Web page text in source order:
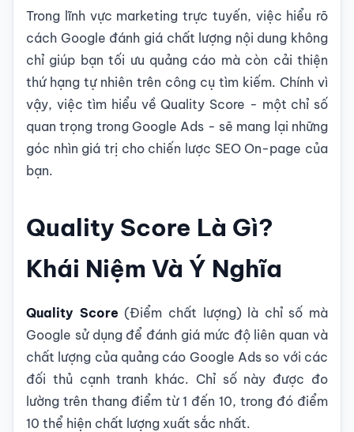
Trong lĩnh vực marketing trực tuyến, việc hiểu rõ
cách Google đánh giá chất lượng nội dung không
chỉ giúp bạn tối ưu quảng cáo mà còn cải thiện
thứ hạng tự nhiên trên công cụ tìm kiếm. Chính vì
vậy, việc tìm hiểu về Quality Score - một chỉ số
quan trọng trong Google Ads - sẽ mang lại những
góc nhìn giá trị cho chiến lược SEO On-page của
bạn.
Quality Score Là Gì?
Khái Niệm Và Ý Nghĩa
Quality Score (Điểm chất lượng) là chỉ số mà
Google sử dụng để đánh giá mức độ liên quan và
chất lượng của quảng cáo Google Ads so với các
đối thủ cạnh tranh khác. Chỉ số này được đo
lường trên thang điểm từ 1 đến 10, trong đó điểm
10 thể hiện chất lượng xuất sắc nhất.